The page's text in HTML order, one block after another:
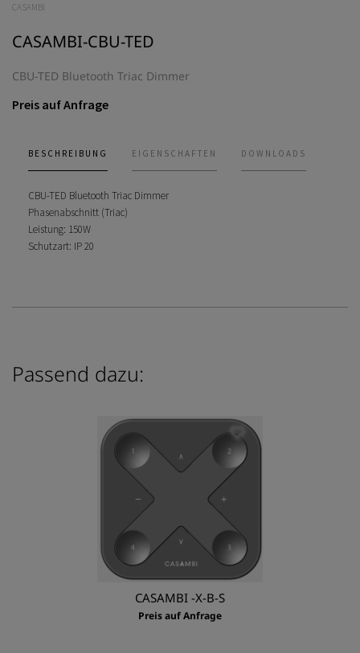
CASAMBI
CASAMBI-CBU-TED
CBU-TED Bluetooth Triac Dimmer
Preis auf Anfrage
BESCHREIBUNG EIGENSCHAFTEN DOWNLOADS
CBU-TED Bluetooth Triac Dimmer
Phasenabschnitt (Triac)
Leistung: 150W
Schutzart: IP 20
Passend dazu:
CASAMBI -X-B-S
Preis auf Anfrage